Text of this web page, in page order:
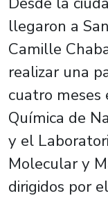
llegaron a
Camille
realizar una
cuatro
Química de
y el
Molecular y
dirigidos por